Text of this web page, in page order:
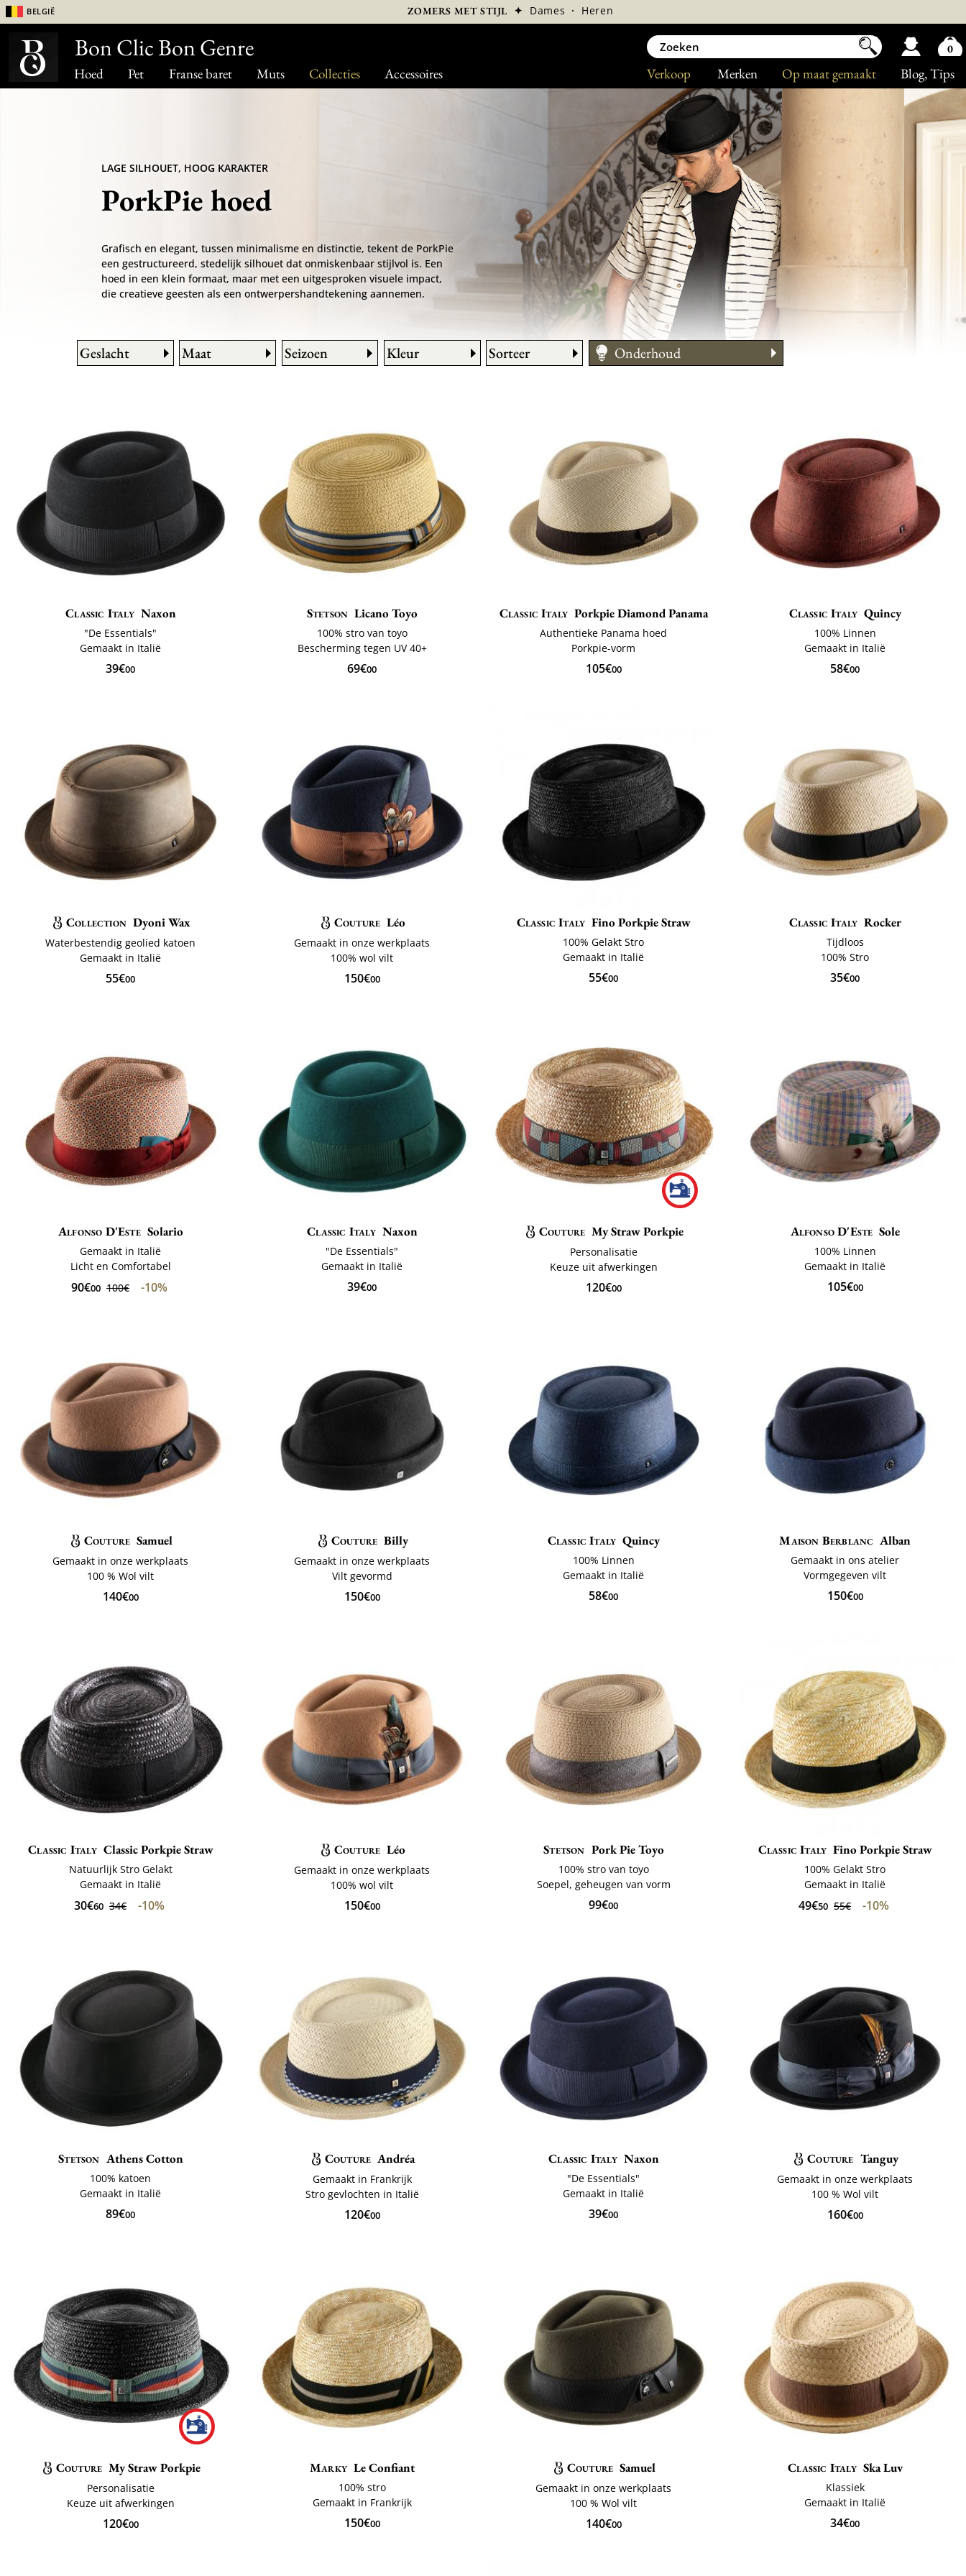
Hoed Pet Franse baret Muts Collecties Accessoires Blog, Tips
Op maat gemaakt
Merken
Verkoop
België ZOMERS MET STIJL ✦ Dames · Heren
LAGE SILHOUET, HOOG KARAKTER
PorkPie hoed
Grafisch en elegant, tussen minimalisme en distinctie, tekent de PorkPie
een gestructureerd, stedelijk silhouet dat onmiskenbaar stijlvol is. Een
hoed in een klein formaat, maar met een uitgesproken visuele impact,
die creatieve geesten als een ontwerpershandtekening aannemen.
Geslacht Maat Seizoen Kleur Sorteer
Onderhoud
Hoe te dragen
Classic Italy Naxon
"De Essentials"
Gemaakt in Italië
39€00
Stetson Licano Toyo
100% stro van toyo
Bescherming tegen UV 40+
69€00
Classic Italy Porkpie Diamond Panama
Authentieke Panama hoed
Porkpie-vorm
105€00
Classic Italy Quincy
100% Linnen
Gemaakt in Italië
58€00
Collection Dyoni Wax
Waterbestendig geolied katoen
Gemaakt in Italië
55€00
Couture Léo
Gemaakt in onze werkplaats
100% wol vilt
150€00
Classic Italy Fino Porkpie Straw
100% Gelakt Stro
Gemaakt in Italië
55€00
Classic Italy Rocker
Tijdloos
100% Stro
35€00
Alfonso D'Este Solario
Gemaakt in Italië
Licht en Comfortabel
90€00 100€ -10%
Classic Italy Naxon
"De Essentials"
Gemaakt in Italië
39€00
Couture My Straw Porkpie
Personalisatie
Keuze uit afwerkingen
120€00
Alfonso D'Este Sole
100% Linnen
Gemaakt in Italië
105€00
Couture Samuel
Gemaakt in onze werkplaats
100 % Wol vilt
140€00
Couture Billy
Gemaakt in onze werkplaats
Vilt gevormd
150€00
Classic Italy Quincy
100% Linnen
Gemaakt in Italië
58€00
Maison Berblanc Alban
Gemaakt in ons atelier
Vormgegeven vilt
150€00
Classic Italy Classic Porkpie Straw
Natuurlijk Stro Gelakt
Gemaakt in Italië
30€60 34€ -10%
Couture Léo
Gemaakt in onze werkplaats
100% wol vilt
150€00
Stetson Pork Pie Toyo
100% stro van toyo
Soepel, geheugen van vorm
99€00
Classic Italy Fino Porkpie Straw
100% Gelakt Stro
Gemaakt in Italië
49€50 55€ -10%
Stetson Athens Cotton
100% katoen
Gemaakt in Italië
89€00
Couture Andréa
Gemaakt in Frankrijk
Stro gevlochten in Italië
120€00
Classic Italy Naxon
"De Essentials"
Gemaakt in Italië
39€00
Couture Tanguy
Gemaakt in onze werkplaats
100 % Wol vilt
160€00
Couture My Straw Porkpie
Personalisatie
Keuze uit afwerkingen
120€00
Marky Le Confiant
100% stro
Gemaakt in Frankrijk
150€00
Couture Samuel
Gemaakt in onze werkplaats
100 % Wol vilt
140€00
Classic Italy Ska Luv
Klassiek
Gemaakt in Italië
34€00
Bon Clic Bon Genre 0